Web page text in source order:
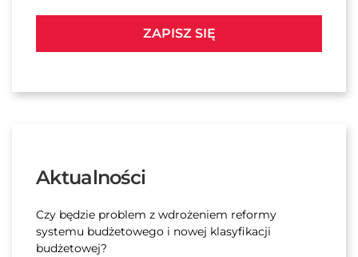
ZAPISZ SIĘ
Aktualności
Czy będzie problem z wdrożeniem reformy
systemu budżetowego i nowej klasyfikacji
budżetowej?